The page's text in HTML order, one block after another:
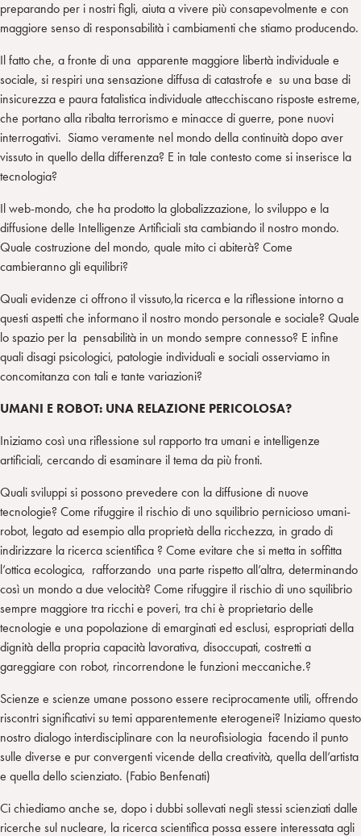
preparando per i nostri figli, aiuta a vivere più consapevolmente e con
maggiore senso di responsabilità i cambiamenti che stiamo producendo.
Il fatto che, a fronte di una apparente maggiore libertà individuale e
sociale, si respiri una sensazione diffusa di catastrofe e su una base di
insicurezza e paura fatalistica individuale attecchiscano risposte estreme,
che portano alla ribalta terrorismo e minacce di guerre, pone nuovi
interrogativi. Siamo veramente nel mondo della continuità dopo aver
vissuto in quello della differenza? E in tale contesto come si inserisce la
tecnologia?
Il web-mondo, che ha prodotto la globalizzazione, lo sviluppo e la
diffusione delle Intelligenze Artificiali sta cambiando il nostro mondo.
Quale costruzione del mondo, quale mito ci abiterà? Come
cambieranno gli equilibri?
Quali evidenze ci offrono il vissuto,la ricerca e la riflessione intorno a
questi aspetti che informano il nostro mondo personale e sociale? Quale
lo spazio per la pensabilità in un mondo sempre connesso? E infine
quali disagi psicologici, patologie individuali e sociali osserviamo in
concomitanza con tali e tante variazioni?
UMANI E ROBOT: UNA RELAZIONE PERICOLOSA?
Iniziamo così una riflessione sul rapporto tra umani e intelligenze
artificiali, cercando di esaminare il tema da più fronti.
Quali sviluppi si possono prevedere con la diffusione di nuove
tecnologie? Come rifuggire il rischio di uno squilibrio pernicioso umani-
robot, legato ad esempio alla proprietà della ricchezza, in grado di
indirizzare la ricerca scientifica ? Come evitare che si metta in soffitta
l’ottica ecologica, rafforzando una parte rispetto all’altra, determinando
così un mondo a due velocità? Come rifuggire il rischio di uno squilibrio
sempre maggiore tra ricchi e poveri, tra chi è proprietario delle
tecnologie e una popolazione di emarginati ed esclusi, espropriati della
dignità della propria capacità lavorativa, disoccupati, costretti a
gareggiare con robot, rincorrendone le funzioni meccaniche.?
Scienze e scienze umane possono essere reciprocamente utili, offrendo
riscontri significativi su temi apparentemente eterogenei? Iniziamo questo
nostro dialogo interdisciplinare con la neurofisiologia facendo il punto
sulle diverse e pur convergenti vicende della creatività, quella dell’artista
e quella dello scienziato. (Fabio Benfenati)
Ci chiediamo anche se, dopo i dubbi sollevati negli stessi scienziati dalle
ricerche sul nucleare, la ricerca scientifica possa essere interessata agli